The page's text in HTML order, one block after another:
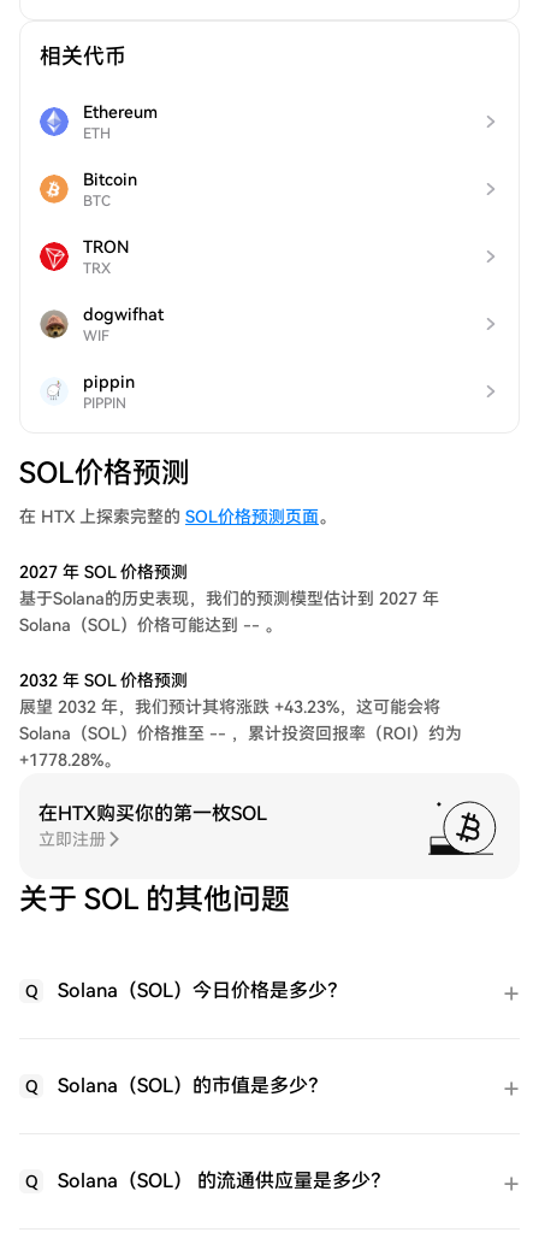
相关代币
Ethereum
ETH
Bitcoin
BTC
TRON
TRX
dogwifhat
WIF
pippin
PIPPIN
SOL价格预测
在 HTX 上探索完整的 SOL价格预测页面。
2027 年 SOL 价格预测
基于Solana的历史表现，我们的预测模型估计到 2027 年
Solana（SOL）价格可能达到 -- 。
2032 年 SOL 价格预测
展望 2032 年，我们预计其将涨跌 +43.23%，这可能会将
Solana（SOL）价格推至 -- ，累计投资回报率（ROI）约为
+1778.28%。
在HTX购买你的第一枚SOL
立即注册
关于 SOL 的其他问题
Q Solana（SOL）今日价格是多少？
Q Solana（SOL）的市值是多少？
Q Solana（SOL） 的流通供应量是多少？